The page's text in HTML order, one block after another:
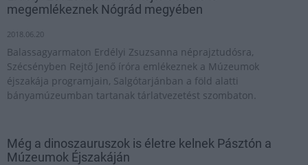
megemlékeznek Nógrád megyében
2018.06.20
Balassagyarmaton Erdélyi Zsuzsanna néprajztudósra,
Szécsényben Rejtő Jenő íróra emlékeznek a Múzeumok
éjszakája programjain, Salgótarjánban a föld alatti
bányamúzeumban tartanak tárlatvezetést szombaton.
Még a dinoszauruszok is életre kelnek Pásztón a
Múzeumok Éjszakáján